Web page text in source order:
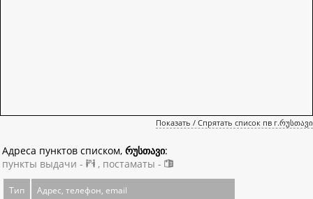
Показать / Спрятать список пв г.რუსთავი
Адреса пунктов списком, რუსთავი:
пункты выдачи -
, постаматы -
Тип Адрес, телефон, email